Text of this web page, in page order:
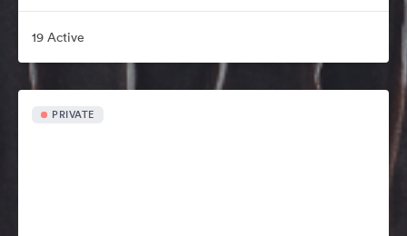
19 Active
PRIVATE